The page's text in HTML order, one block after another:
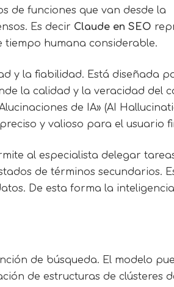
de funciones que van desde la
Es decir Claude en SEO
humana considerable.
y la fiabilidad. Está diseñada
la calidad y la veracidad del
de IA» (AI
y valioso para el usuario
al especialista delegar
de términos secundarios.
De esta forma la
de búsqueda. El modelo
de estructuras de clústeres